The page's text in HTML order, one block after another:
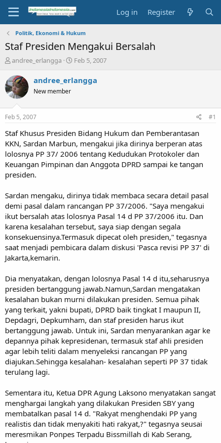
Log in Register
Politik, Ekonomi & Hukum
Staf Presiden Mengakui Bersalah
T
r
e
a
s
t
a
r
t
e
r
andree_erlangga
S
a
e
Feb 5, 2007
andree_erlangga
New member
Feb 5, 2007 #1
Staf Khusus Presiden Bidang Hukum dan Pemberantasan
KKN, Sardan Marbun, mengakui jika dirinya berperan atas
lolosnya PP 37/ 2006 tentang Kedudukan Protokoler dan
Keuangan Pimpinan dan Anggota DPRD sampai ke tangan
presiden.
Sardan mengaku, dirinya tidak membaca secara detail pasal
demi pasal dalam rancangan PP 37/2006. "Saya mengakui
ikut bersalah atas lolosnya Pasal 14 d PP 37/2006 itu. Dan
karena kesalahan tersebut, saya siap dengan segala
konsekuensinya.Termasuk dipecat oleh presiden," tegasnya
saat menjadi pembicara dalam diskusi 'Pasca revisi PP 37' di
Jakarta,kemarin.
Dia menyatakan, dengan lolosnya Pasal 14 d itu,seharusnya
presiden bertanggung jawab.Namun,Sardan mengatakan
kesalahan bukan murni dilakukan presiden. Semua pihak
yang terkait, yakni bupati, DPRD baik tingkat I maupun II,
Depdagri, Depkumham, dan staf presiden harus ikut
bertanggung jawab. Untuk ini, Sardan menyarankan agar ke
depannya pihak kepresidenan, termasuk staf ahli presiden
agar lebih teliti dalam menyeleksi rancangan PP yang
diajukan.Sehingga kesalahan- kesalahan seperti PP 37 tidak
terulang lagi.
Sementara itu, Ketua DPR Agung Laksono menyatakan sangat
menghargai langkah yang dilakukan Presiden SBY yang
membatalkan pasal 14 d. "Rakyat menghendaki PP yang
realistis dan tidak menyakiti hati rakyat,?" tegasnya seusai
meresmikan Ponpes Terpadu Bissmillah di Kab Serang,